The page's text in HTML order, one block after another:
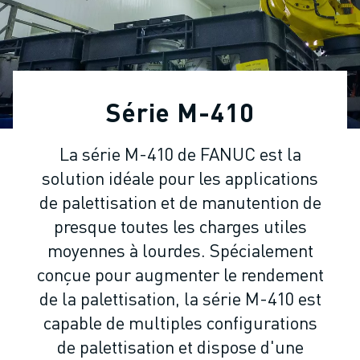
ROBOTS INDUSTRIELS
ROBOTS COLLABORATIFS
GAMME DE ROBOTS
CONTRÔLEURS DE ROBOTS
ACCESSOIRES POUR ROBOTS
LOGICIEL ROBOT
PRODUITS DE ROBOTIQUE ÉDUCATIVE
AUTOMATISATION DES ROBOTS
ROBOTS DE SOUDAGE À L'ARC
SÉRIE ARC MATE
SÉRIE M-900
ROBOTS DELTA
ROBOTS POUR L'ALIMENTATION ET LES SALLES BLANCHES
ROBOTS DE PEINTURE
ROBOTS PALETTISEURS
Série M-410
La série M-410 de FANUC est la
solution idéale pour les applications
de palettisation et de manutention de
presque toutes les charges utiles
moyennes à lourdes. Spécialement
conçue pour augmenter le rendement
de la palettisation, la série M-410 est
capable de multiples configurations
de palettisation et dispose d'une